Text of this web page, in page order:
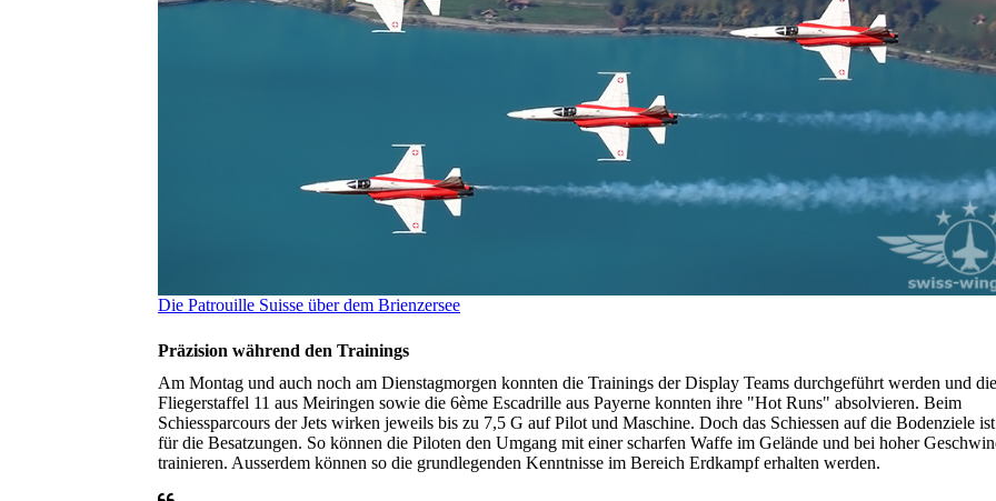
Die Patrouille Suisse über dem Brienzersee
Präzision während den Trainings
Am Montag und auch noch am Dienstagmorgen konnten die Trainings der Display Teams durchgeführt werden und die
Fliegerstaffel 11 aus Meiringen sowie die 6ème Escadrille aus Payerne konnten ihre "Hot Runs" absolvieren. Beim
Schiessparcours der Jets wirken jeweils bis zu 7,5 G auf Pilot und Maschine. Doch das Schiessen auf die Bodenziele
für die Besatzungen. So können die Piloten den Umgang mit einer scharfen Waffe im Gelände und bei hoher
trainieren. Ausserdem können so die grundlegenden Kenntnisse im Bereich Erdkampf erhalten werden.